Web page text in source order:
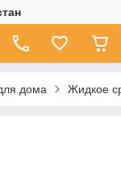
дома Жидкое